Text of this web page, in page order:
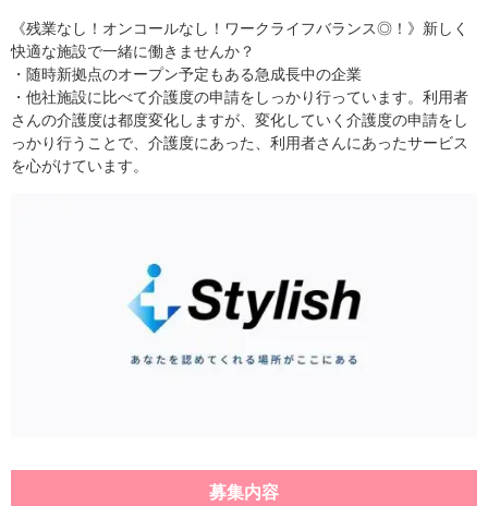
《残業なし！オンコールなし！ワークライフバランス◎！》新しく
快適な施設で一緒に働きませんか？
・随時新拠点のオープン予定もある急成長中の企業
・他社施設に比べて介護度の申請をしっかり行っています。利用者
さんの介護度は都度変化しますが、変化していく介護度の申請をし
っかり行うことで、介護度にあった、利用者さんにあったサービス
を心がけています。
募集内容